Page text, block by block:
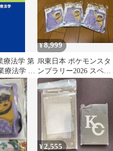
療法学 第
療法学 専
¥8,999
JR東日本 ポケモンスタ
ンプラリー2026 スペシ
ャル版スタンプ帳3冊セ
ット
¥2,555